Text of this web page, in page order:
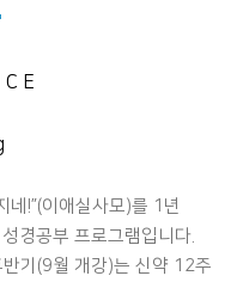
네!”(이애실사모)를 1년
경공부 프로그램입니다.
기(9월 개강)는 신약 12주